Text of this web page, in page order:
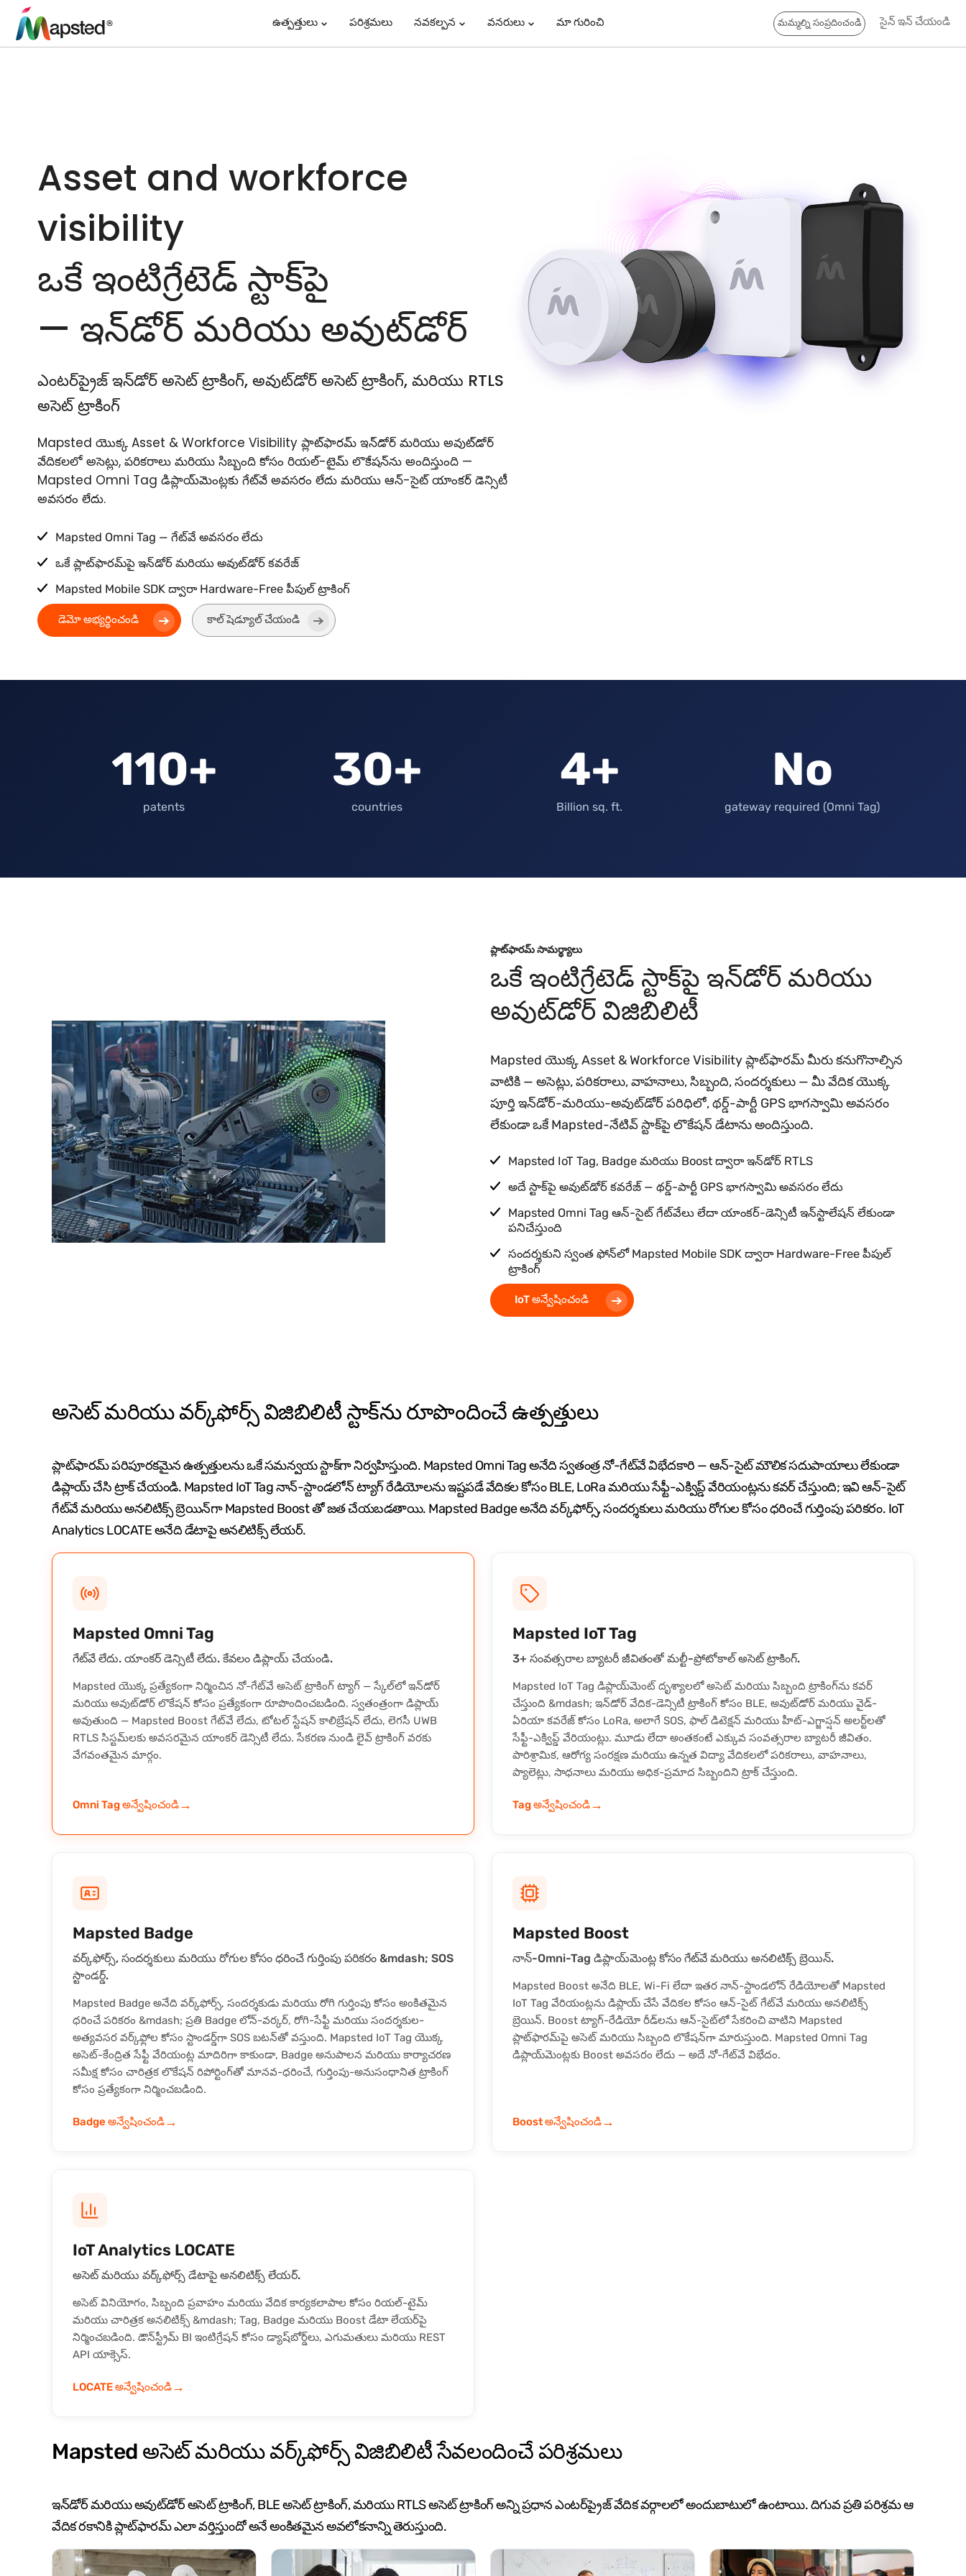
ఉత్పత్తులు పరిశ్రమలు నవకల్పన వనరులు మా గురించి మమ్మల్ని సంప్రదించండి సైన్ ఇన్ చేయండి
Asset and workforce
visibility
ఒకే ఇంటిగ్రేటెడ్ స్టాక్‌పై
— ఇన్‌డోర్ మరియు అవుట్‌డోర్
ఎంటర్‌ప్రైజ్ ఇన్‌డోర్ అసెట్ ట్రాకింగ్, అవుట్‌డోర్ అసెట్ ట్రాకింగ్, మరియు RTLS
అసెట్ ట్రాకింగ్
Mapsted యొక్క Asset & Workforce Visibility ప్లాట్‌ఫారమ్ ఇన్‌డోర్ మరియు అవుట్‌డోర్
వేదికలలో అసెట్లు, పరికరాలు మరియు సిబ్బంది కోసం రియల్-టైమ్ లొకేషన్‌ను అందిస్తుంది —
Mapsted Omni Tag డిప్లాయ్‌మెంట్లకు గేట్‌వే అవసరం లేదు మరియు ఆన్-సైట్ యాంకర్ డెన్సిటీ
అవసరం లేదు.
Mapsted Omni Tag — గేట్‌వే అవసరం లేదు
ఒకే ప్లాట్‌ఫారమ్‌పై ఇన్‌డోర్ మరియు అవుట్‌డోర్ కవరేజ్
Mapsted Mobile SDK ద్వారా Hardware-Free పీపుల్ ట్రాకింగ్
డెమో అభ్యర్థించండి కాల్ షెడ్యూల్ చేయండి
110+
patents
30+
countries
4+
Billion sq. ft.
No
gateway required (Omni Tag)
ప్లాట్‌ఫారమ్ సామర్థ్యాలు
ఒకే ఇంటిగ్రేటెడ్ స్టాక్‌పై ఇన్‌డోర్ మరియు
అవుట్‌డోర్ విజిబిలిటీ
Mapsted యొక్క Asset & Workforce Visibility ప్లాట్‌ఫారమ్ మీరు కనుగొనాల్సిన
వాటికి — అసెట్లు, పరికరాలు, వాహనాలు, సిబ్బంది, సందర్శకులు — మీ వేదిక యొక్క
పూర్తి ఇన్‌డోర్-మరియు-అవుట్‌డోర్ పరిధిలో, థర్డ్-పార్టీ GPS భాగస్వామి అవసరం
లేకుండా ఒకే Mapsted-నేటివ్ స్టాక్‌పై లొకేషన్ డేటాను అందిస్తుంది.
Mapsted IoT Tag, Badge మరియు Boost ద్వారా ఇన్‌డోర్ RTLS
అదే స్టాక్‌పై అవుట్‌డోర్ కవరేజ్ — థర్డ్-పార్టీ GPS భాగస్వామి అవసరం లేదు
Mapsted Omni Tag ఆన్-సైట్ గేట్‌వేలు లేదా యాంకర్-డెన్సిటీ ఇన్‌స్టాలేషన్ లేకుండా
పనిచేస్తుంది
సందర్శకుని స్వంత ఫోన్‌లో Mapsted Mobile SDK ద్వారా Hardware-Free పీపుల్
ట్రాకింగ్
IoT అన్వేషించండి
అసెట్ మరియు వర్క్‌ఫోర్స్ విజిబిలిటీ స్టాక్‌ను రూపొందించే ఉత్పత్తులు
ప్లాట్‌ఫారమ్ పరిపూరకమైన ఉత్పత్తులను ఒకే సమన్వయ స్టాక్‌గా నిర్వహిస్తుంది. Mapsted Omni Tag అనేది స్వతంత్ర నో-గేట్‌వే విభేదకారి — ఆన్-సైట్ మౌలిక సదుపాయాలు లేకుండా
డిప్లాయ్ చేసి ట్రాక్ చేయండి. Mapsted IoT Tag నాన్-స్టాండలోన్ ట్యాగ్ రేడియోలను ఇష్టపడే వేదికల కోసం BLE, LoRa మరియు సేఫ్టీ-ఎక్విప్డ్ వేరియంట్లను కవర్ చేస్తుంది; ఇవి ఆన్-సైట్
గేట్‌వే మరియు అనలిటిక్స్ బ్రెయిన్‌గా Mapsted Boost తో జత చేయబడతాయి. Mapsted Badge అనేది వర్క్‌ఫోర్స్, సందర్శకులు మరియు రోగుల కోసం ధరించే గుర్తింపు పరికరం. IoT
Analytics LOCATE అనేది డేటాపై అనలిటిక్స్ లేయర్.
Mapsted Omni Tag
గేట్‌వే లేదు. యాంకర్ డెన్సిటీ లేదు. కేవలం డిప్లాయ్ చేయండి.
Mapsted యొక్క ప్రత్యేకంగా నిర్మించిన నో-గేట్‌వే అసెట్ ట్రాకింగ్ ట్యాగ్ — స్కేల్‌లో ఇన్‌డోర్
మరియు అవుట్‌డోర్ లొకేషన్ కోసం ప్రత్యేకంగా రూపొందించబడింది. స్వతంత్రంగా డిప్లాయ్
అవుతుంది — Mapsted Boost గేట్‌వే లేదు, టోటల్ స్టేషన్ కాలిబ్రేషన్ లేదు, లెగసీ UWB
RTLS సిస్టమ్‌లకు అవసరమైన యాంకర్ డెన్సిటీ లేదు. సేకరణ నుండి లైవ్ ట్రాకింగ్ వరకు
వేగవంతమైన మార్గం.
Omni Tag అన్వేషించండి→
Mapsted IoT Tag
3+ సంవత్సరాల బ్యాటరీ జీవితంతో మల్టీ-ప్రోటోకాల్ అసెట్ ట్రాకింగ్.
Mapsted IoT Tag డిప్లాయ్‌మెంట్ దృశ్యాలలో అసెట్ మరియు సిబ్బంది ట్రాకింగ్‌ను కవర్
చేస్తుంది &mdash; ఇన్‌డోర్ వేదిక-డెన్సిటీ ట్రాకింగ్ కోసం BLE, అవుట్‌డోర్ మరియు వైడ్-
ఏరియా కవరేజ్ కోసం LoRa, అలాగే SOS, ఫాల్ డిటెక్షన్ మరియు హీట్-ఎగ్జాస్షన్ అలర్ట్‌లతో
సేఫ్టీ-ఎక్విప్డ్ వేరియంట్లు. మూడు లేదా అంతకంటే ఎక్కువ సంవత్సరాల బ్యాటరీ జీవితం.
పారిశ్రామిక, ఆరోగ్య సంరక్షణ మరియు ఉన్నత విద్యా వేదికలలో పరికరాలు, వాహనాలు,
ప్యాలెట్లు, సాధనాలు మరియు అధిక-ప్రమాద సిబ్బందిని ట్రాక్ చేస్తుంది.
Tag అన్వేషించండి→
Mapsted Badge
వర్క్‌ఫోర్స్, సందర్శకులు మరియు రోగుల కోసం ధరించే గుర్తింపు పరికరం &mdash; SOS
స్టాండర్డ్.
Mapsted Badge అనేది వర్క్‌ఫోర్స్, సందర్శకుడు మరియు రోగి గుర్తింపు కోసం అంకితమైన
ధరించే పరికరం &mdash; ప్రతి Badge లోన్-వర్కర్, రోగి-సేఫ్టీ మరియు సందర్శకుల-
అత్యవసర వర్క్‌ఫ్లోల కోసం స్టాండర్డ్‌గా SOS బటన్‌తో వస్తుంది. Mapsted IoT Tag యొక్క
అసెట్-కేంద్రిత సేఫ్టీ వేరియంట్ల మాదిరిగా కాకుండా, Badge అనుపాలన మరియు కార్యాచరణ
సమీక్ష కోసం చారిత్రక లొకేషన్ రిపోర్టింగ్‌తో మానవ-ధరించే, గుర్తింపు-అనుసంధానిత ట్రాకింగ్
కోసం ప్రత్యేకంగా నిర్మించబడింది.
Badge అన్వేషించండి→
Mapsted Boost
నాన్-Omni-Tag డిప్లాయ్‌మెంట్ల కోసం గేట్‌వే మరియు అనలిటిక్స్ బ్రెయిన్.
Mapsted Boost అనేది BLE, Wi-Fi లేదా ఇతర నాన్-స్టాండలోన్ రేడియోలతో Mapsted
IoT Tag వేరియంట్లను డిప్లాయ్ చేసే వేదికల కోసం ఆన్-సైట్ గేట్‌వే మరియు అనలిటిక్స్
బ్రెయిన్. Boost ట్యాగ్-రేడియో రీడ్‌లను ఆన్-సైట్‌లో సేకరించి వాటిని Mapsted
ప్లాట్‌ఫారమ్‌పై అసెట్ మరియు సిబ్బంది లొకేషన్‌గా మారుస్తుంది. Mapsted Omni Tag
డిప్లాయ్‌మెంట్లకు Boost అవసరం లేదు — అదే నో-గేట్‌వే విభేదం.
Boost అన్వేషించండి→
IoT Analytics LOCATE
అసెట్ మరియు వర్క్‌ఫోర్స్ డేటాపై అనలిటిక్స్ లేయర్.
అసెట్ వినియోగం, సిబ్బంది ప్రవాహం మరియు వేదిక కార్యకలాపాల కోసం రియల్-టైమ్
మరియు చారిత్రక అనలిటిక్స్ &mdash; Tag, Badge మరియు Boost డేటా లేయర్‌పై
నిర్మించబడింది. డౌన్‌స్ట్రీమ్ BI ఇంటిగ్రేషన్ కోసం డ్యాష్‌బోర్డ్‌లు, ఎగుమతులు మరియు REST
API యాక్సెస్.
LOCATE అన్వేషించండి→
Mapsted అసెట్ మరియు వర్క్‌ఫోర్స్ విజిబిలిటీ సేవలందించే పరిశ్రమలు
ఇన్‌డోర్ మరియు అవుట్‌డోర్ అసెట్ ట్రాకింగ్, BLE అసెట్ ట్రాకింగ్, మరియు RTLS అసెట్ ట్రాకింగ్ అన్ని ప్రధాన ఎంటర్‌ప్రైజ్ వేదిక వర్గాలలో అందుబాటులో ఉంటాయి. దిగువ ప్రతి పరిశ్రమ ఆ
వేదిక రకానికి ప్లాట్‌ఫారమ్ ఎలా వర్తిస్తుందో అనే అంకితమైన అవలోకనాన్ని తెరుస్తుంది.